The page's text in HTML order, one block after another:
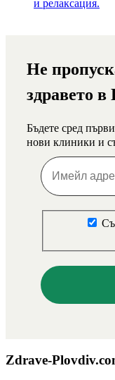
Не
здравето
Бъдете сред
нови клиники и
Zdrave-